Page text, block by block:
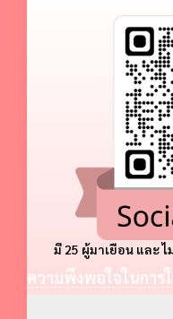
มี 25 ผู้มาเยือน และ
ความพึงพอใจในการ